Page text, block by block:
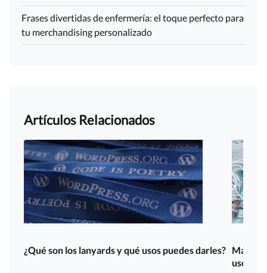
Frases divertidas de enfermería: el toque perfecto para
tu merchandising personalizado
Artículos Relacionados
¿Qué son los lanyards y qué usos puedes darles?
usos